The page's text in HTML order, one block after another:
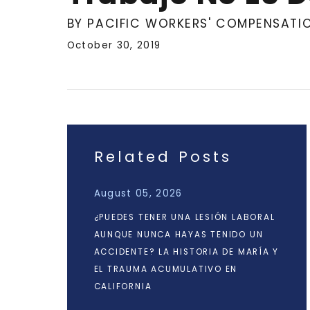
BY PACIFIC WORKERS'
October 30, 2019
Related Posts
August 05, 2026
¿PUEDES TENER UNA LESIÓN LABORAL
AUNQUE NUNCA HAYAS TENIDO UN
ACCIDENTE? LA HISTORIA DE MARÍA Y
EL TRAUMA ACUMULATIVO EN
CALIFORNIA